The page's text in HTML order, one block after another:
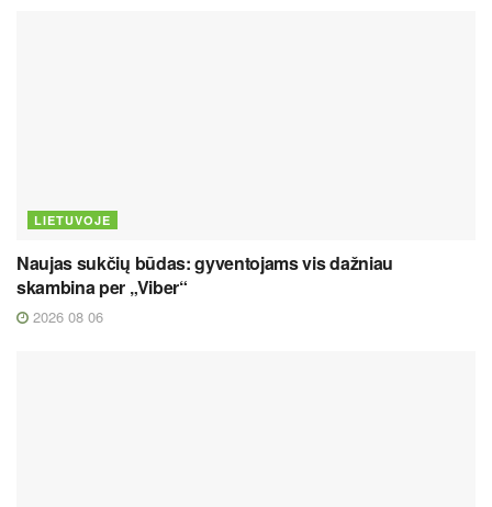
LIETUVOJE
Naujas sukčių būdas: gyventojams vis dažniau
skambina per „Viber“
2026 08 06